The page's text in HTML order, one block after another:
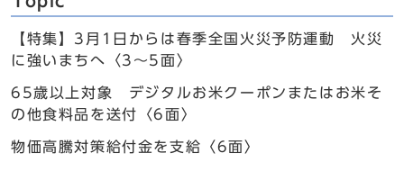
【特集】3月1日からは春季全国火災予防運動 火災
に強いまちへ〈3～5面〉
65歳以上対象 デジタルお米クーポンまたはお米そ
の他食料品を送付〈6面〉
物価高騰対策給付金を支給〈6面〉